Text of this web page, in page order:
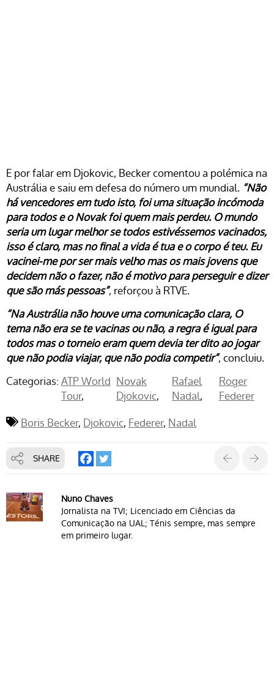
E por falar em Djokovic, Becker comentou a polémica na
Austrália e saiu em defesa do número um mundial. “Não
há vencedores em tudo isto, foi uma situação incómoda
para todos e o Novak foi quem mais perdeu. O mundo
seria um lugar melhor se todos estivéssemos vacinados,
isso é claro, mas no final a vida é tua e o corpo é teu. Eu
vacinei-me por ser mais velho mas os mais jovens que
decidem não o fazer, não é motivo para perseguir e dizer
que são más pessoas”, reforçou à RTVE.
“Na Austrália não houve uma comunicação clara, O
tema não era se te vacinas ou não, a regra é igual para
todos mas o torneio eram quem devia ter dito ao jogar
que não podia viajar, que não podia competir”, concluiu.
Categorias: ATP World
Tour
Novak
Djokovic
Rafael
Nadal
Roger
Federer
Boris Becker Djokovic Federer Nadal
SHARE
Nuno Chaves
Jornalista na TVI; Licenciado em Ciências da
Comunicação na UAL; Ténis sempre, mas sempre
em primeiro lugar.